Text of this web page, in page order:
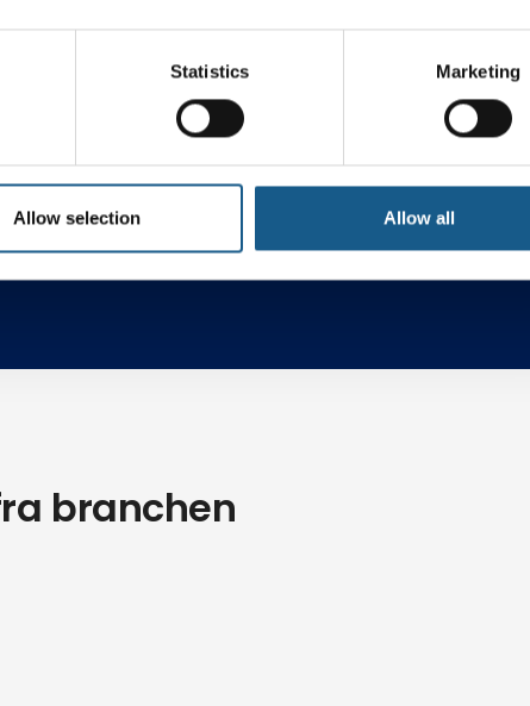
Statistics Marketing
Allow selection Allow all
AI & Cybersecurity
branchen